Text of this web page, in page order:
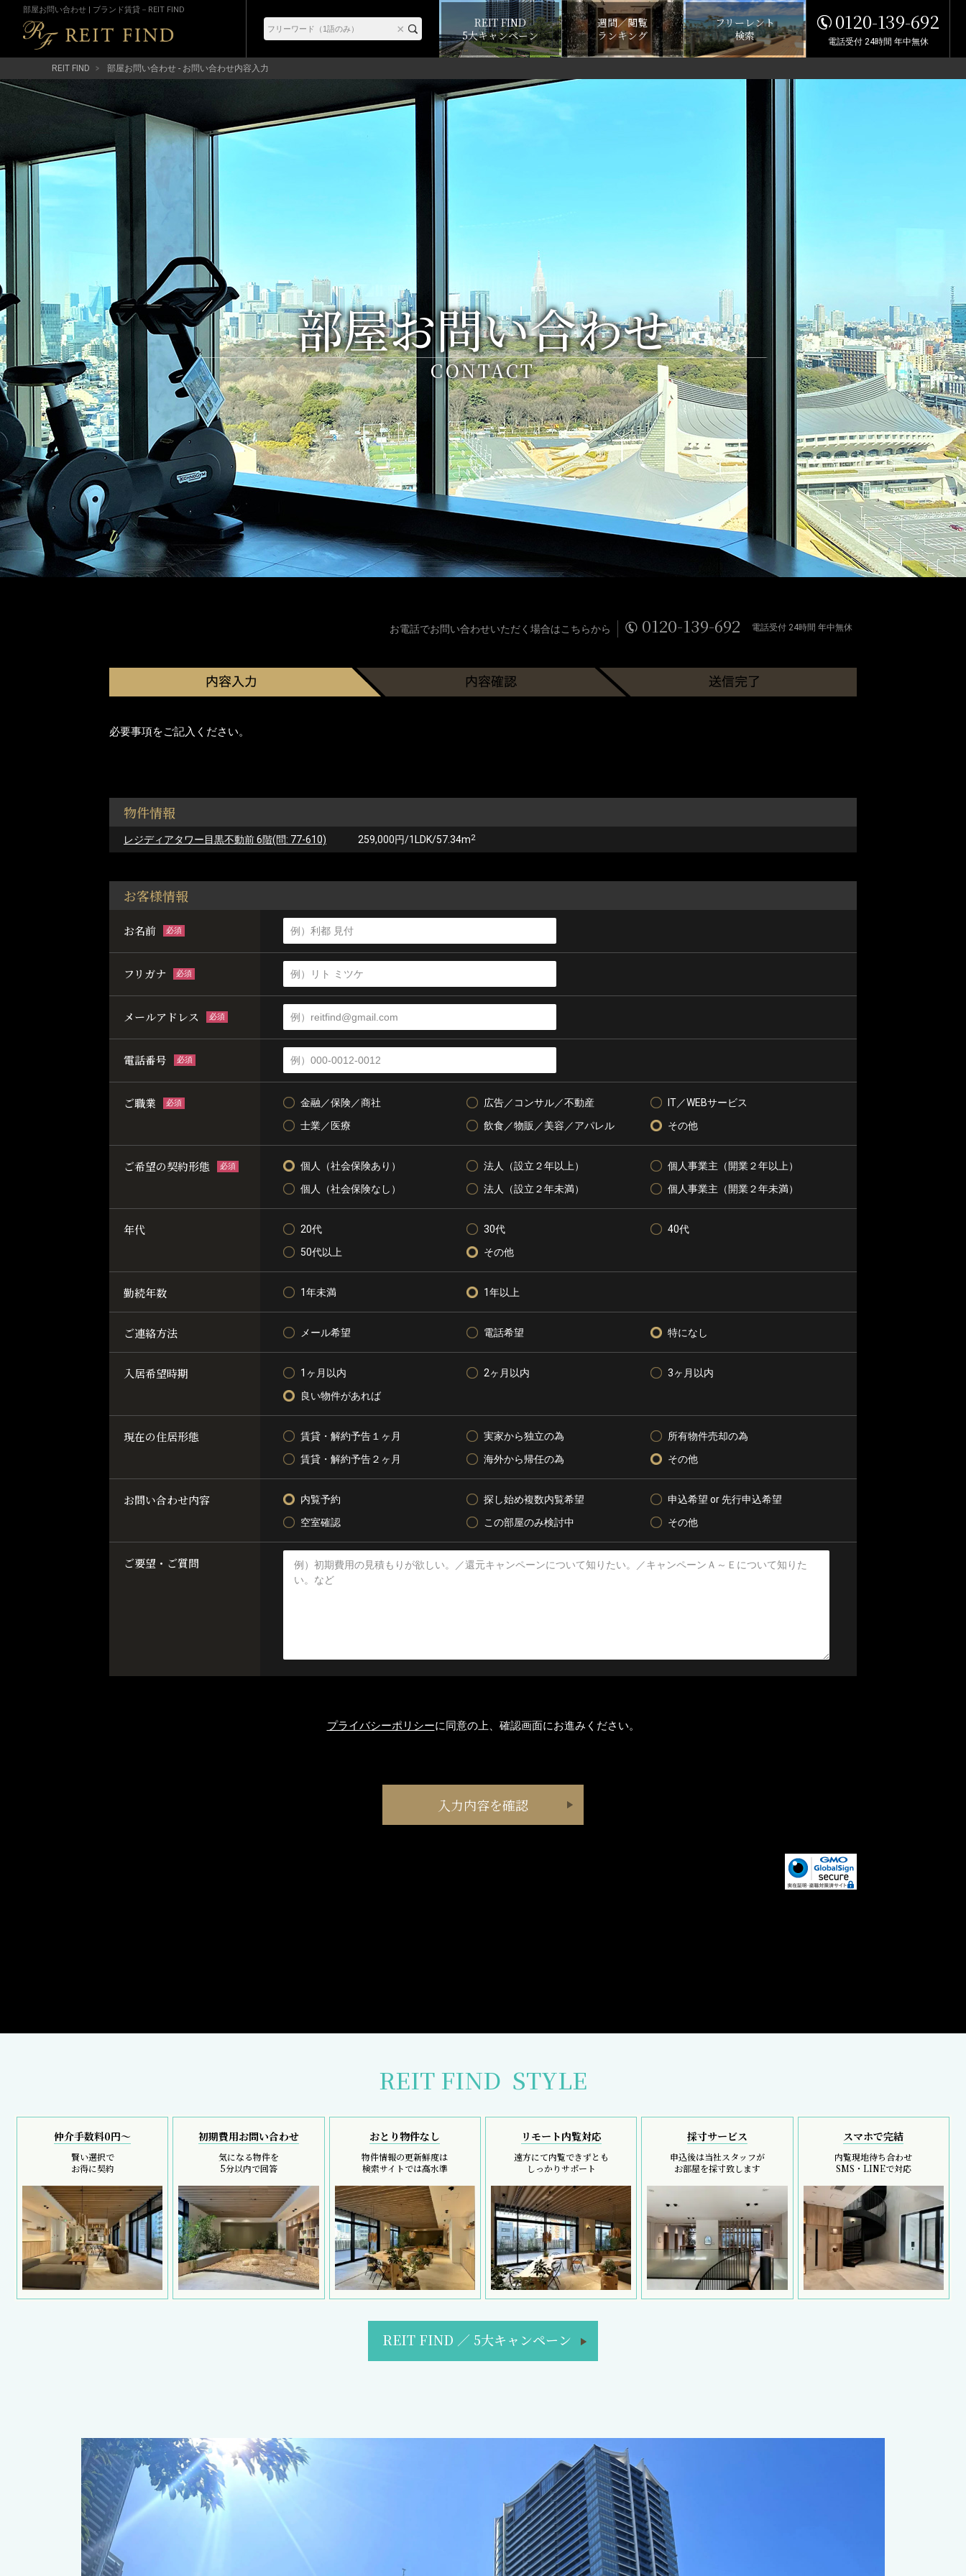
部屋お問い合わせ | ブランド賃貸－REIT FIND
REIT FIND
5大キャンペーン
週間／閲覧
ランキング
フリーレント
検索
0120-139-692
電話受付 24時間 年中無休
REIT FIND 部屋お問い合わせ - お問い合わせ内容入力
部屋お問い合わせ
CONTACT
お電話でお問い合わせいただく場合はこちらから 0120-139-692 電話受付 24時間 年中無休
必要事項をご記入ください。
物件情報
レジディアタワー目黒不動前 6階(問: 77-610) 259,000円/1LDK/57.34m2
お客様情報
お名前 必須
フリガナ 必須
メールアドレス 必須
電話番号 必須
ご職業 必須 金融／保険／商社 広告／コンサル／不動産
IT／WEBサービス
士業／医療
飲食／物販／美容／アパレル その他
ご希望の契約形態 必須 個人（社会保険あり） 法人（設立２年以上）
個人事業主（開業２年以上）
個人（社会保険なし）
法人（設立２年未満） 個人事業主（開業２年未満）
年代 20代 30代
40代
50代以上
その他
勤続年数 1年未満 1年以上
ご連絡方法 メール希望 電話希望 特になし
入居希望時期 1ヶ月以内 2ヶ月以内
3ヶ月以内
良い物件があれば
現在の住居形態 賃貸・解約予告１ヶ月 実家から独立の為
所有物件売却の為
賃貸・解約予告２ヶ月
海外から帰任の為 その他
お問い合わせ内容 内覧予約 探し始め複数内覧希望
申込希望 or 先行申込希望
空室確認
この部屋のみ検討中 その他
ご要望・ご質問
プライバシーポリシーに同意の上、確認画面にお進みください。
REIT FIND STYLE
仲介手数料0円～
賢い選択で
お得に契約
初期費用お問い合わせ
気になる物件を
5分以内で回答
おとり物件なし
物件情報の更新鮮度は
検索サイトでは高水準
リモート内覧対応
遠方にて内覧できずとも
しっかりサポート
採寸サービス
申込後は当社スタッフが
お部屋を採寸致します
スマホで完結
内覧現地待ち合わせ
SMS・LINEで対応
REIT FIND ／ 5大キャンペーン